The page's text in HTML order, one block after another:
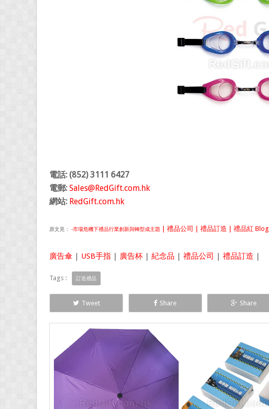
電話: (852) 3111 6427
電郵: Sales@RedGift.com.hk
網站: RedGift.com.hk
原文見： -市場危機下禮品行業創新與轉型成主題 | 禮品公司 | 禮品訂造 | 禮品紅 Blog
廣告傘 | USB手指 | 廣告杯 | 紀念品 | 禮品公司 | 禮品訂造 |
Tags : 訂造禮品
Tweet Share Share